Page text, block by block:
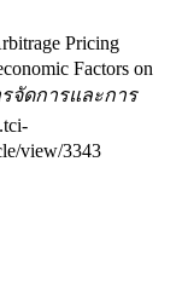
Pricing
Factors on
จัดการและการ
view/3343